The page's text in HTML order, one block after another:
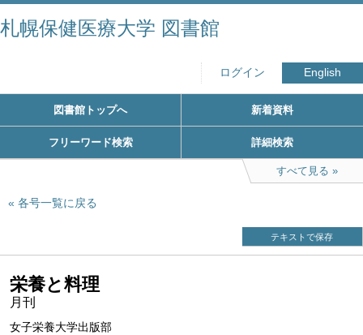
札幌保健医療大学 図書館
ログイン English
図書館トップへ 新着資料
フリーワード検索 詳細検索
すべて見る
各号一覧に戻る
テキストで保存
栄養と料理
月刊
女子栄養大学出版部